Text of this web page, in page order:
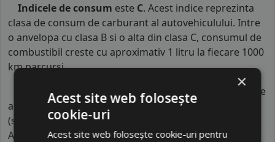
Indicele de consum este C. Acest indice reprezinta
clasa de consum de carburant al autovehiculului. Intre
o anvelopa cu clasa B si o alta din clasa C, consumul de
combustibil creste cu aproximativ 1 litru la fiecare 1000
km parcursi.
Indicele de aderenta
al anvelopei este
. Acest tip de
anvelope va avea o distanta de franare pe carosabil ud
(strat de apa intre 0.5 mm si 1.5 mm) cu 4 anvelope cu
ABS ruland cu 80 km/h, mai mare decat clasele
×
Acest site web folosește
cookie-uri
Acest site web folosește cookie-uri pentru